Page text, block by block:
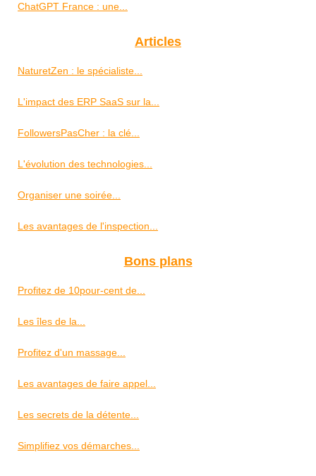
ChatGPT France : une...
Articles
NaturetZen : le spécialiste...
L'impact des ERP SaaS sur la...
FollowersPasCher : la clé...
L'évolution des technologies...
Organiser une soirée...
Les avantages de l'inspection...
Bons plans
Profitez de 10pour-cent de...
Les îles de la...
Profitez d'un massage...
Les avantages de faire appel...
Les secrets de la détente...
Simplifiez vos démarches...